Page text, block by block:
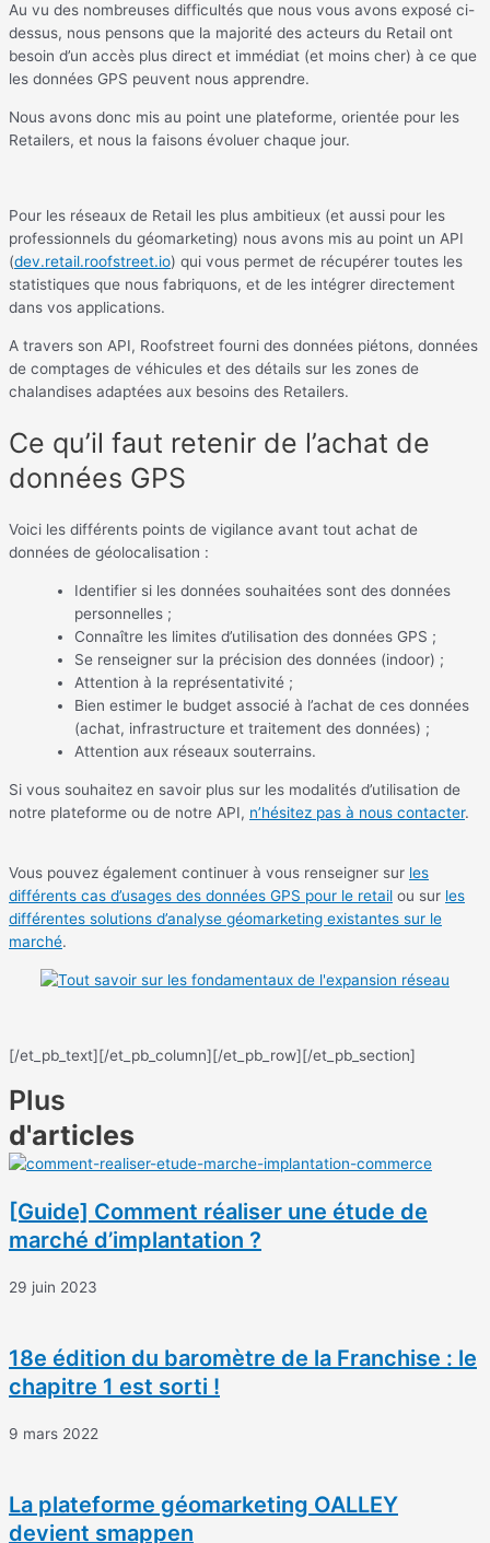
Au vu des nombreuses difficultés que nous vous avons exposé ci-
dessus, nous pensons que la majorité des acteurs du Retail ont
besoin d’un accès plus direct et immédiat (et moins cher) à ce que
les données GPS peuvent nous apprendre.
Nous avons donc mis au point une plateforme, orientée pour les
Retailers, et nous la faisons évoluer chaque jour.
Pour les réseaux de Retail les plus ambitieux (et aussi pour les
professionnels du géomarketing) nous avons mis au point un API
(dev.retail.roofstreet.io) qui vous permet de récupérer toutes les
statistiques que nous fabriquons, et de les intégrer directement
dans vos applications.
A travers son API, Roofstreet fourni des données piétons, données
de comptages de véhicules et des détails sur les zones de
chalandises adaptées aux besoins des Retailers.
Ce qu’il faut retenir de l’achat de
données GPS
Voici les différents points de vigilance avant tout achat de
données de géolocalisation :
Identifier si les données souhaitées sont des données
personnelles ;
Connaître les limites d’utilisation des données GPS ;
Se renseigner sur la précision des données (indoor) ;
Attention à la représentativité ;
Bien estimer le budget associé à l’achat de ces données
(achat, infrastructure et traitement des données) ;
Attention aux réseaux souterrains.
Si vous souhaitez en savoir plus sur les modalités d’utilisation de
notre plateforme ou de notre API, n’hésitez pas à nous contacter.
Vous pouvez également continuer à vous renseigner sur les
différents cas d’usages des données GPS pour le retail ou sur les
différentes solutions d’analyse géomarketing existantes sur le
marché.
[/et_pb_text][/et_pb_column][/et_pb_row][/et_pb_section]
Plus
d'articles
[Guide] Comment réaliser une étude de
marché d’implantation ?
29 juin 2023
18e édition du baromètre de la Franchise : le
chapitre 1 est sorti !
9 mars 2022
La plateforme géomarketing OALLEY
devient smappen